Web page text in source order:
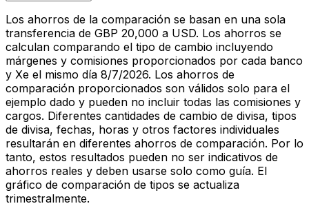
Los ahorros de la comparación se basan en una sola
transferencia de GBP 20,000 a USD. Los ahorros se
calculan comparando el tipo de cambio incluyendo
márgenes y comisiones proporcionados por cada banco
y Xe el mismo día 8/7/2026. Los ahorros de
comparación proporcionados son válidos solo para el
ejemplo dado y pueden no incluir todas las comisiones y
cargos. Diferentes cantidades de cambio de divisa, tipos
de divisa, fechas, horas y otros factores individuales
resultarán en diferentes ahorros de comparación. Por lo
tanto, estos resultados pueden no ser indicativos de
ahorros reales y deben usarse solo como guía. El
gráfico de comparación de tipos se actualiza
trimestralmente.